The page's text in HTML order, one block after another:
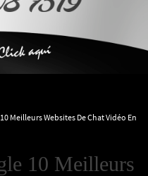
Meilleurs Websites De Chat Vidéo En
10 Meilleurs